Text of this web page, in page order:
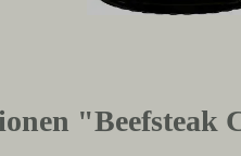
"Beefsteak